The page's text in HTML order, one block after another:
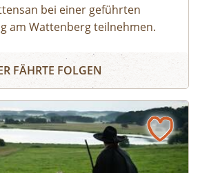
bei einer geführten
am Wattenberg teilnehmen.
mit den pfiffigen
und erkunden gemeinsam
Paarhufer. Auf geht
FÄHRTE FOLGEN